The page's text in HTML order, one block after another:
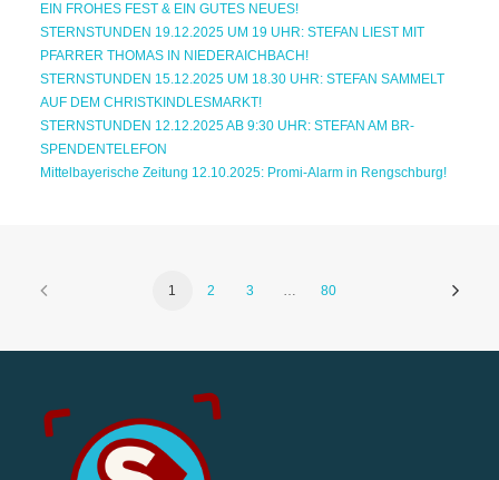
EIN FROHES FEST & EIN GUTES NEUES!
STERNSTUNDEN 19.12.2025 UM 19 UHR: STEFAN LIEST MIT
PFARRER THOMAS IN NIEDERAICHBACH!
STERNSTUNDEN 15.12.2025 UM 18.30 UHR: STEFAN SAMMELT
AUF DEM CHRISTKINDLESMARKT!
STERNSTUNDEN 12.12.2025 AB 9:30 UHR: STEFAN AM BR-
SPENDENTELEFON
Mittelbayerische Zeitung 12.10.2025: Promi-Alarm in Rengschburg!
1 2 3 80